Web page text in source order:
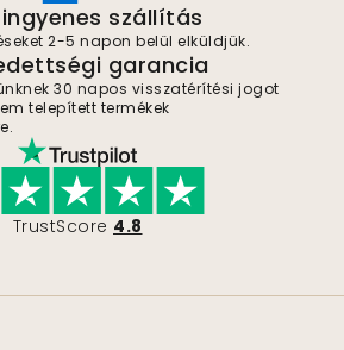
szállítás
2-5 napon belül elküldjük.
garancia
30 napos visszatérítési jogot
telepített termékek
TrustScore 4.8